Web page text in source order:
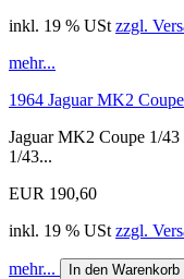
inkl. 19 % USt zzgl.
mehr...
1964 Jaguar MK2
Jaguar MK2 Coupe 1/43
1/43...
EUR 190,60
inkl. 19 % USt zzgl.
mehr... In den Warenkorb